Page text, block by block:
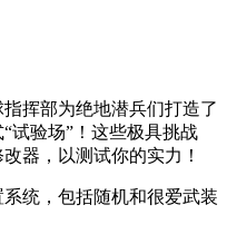
挥部为绝地潜兵们打造了
试验场”！这些极具挑战
器，以测试你的实力！
统，包括随机和很爱武装